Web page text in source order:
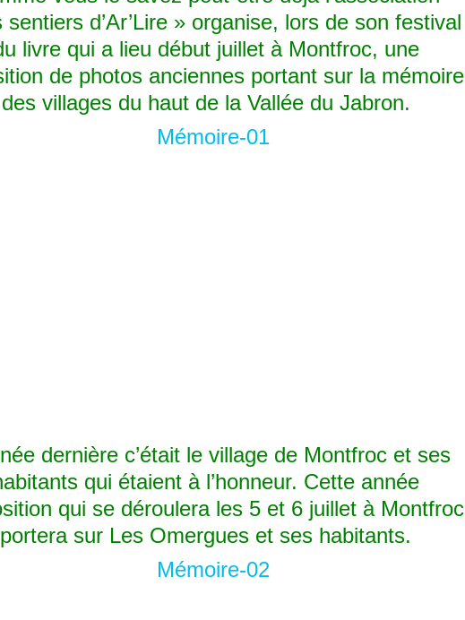
sentiers d’Ar’Lire » organise, lors de son festival
livre qui a lieu début juillet à Montfroc, une
de photos anciennes portant sur la mémoire
des villages du haut de la Vallée du Jabron.
dernière c’était le village de Montfroc et ses
qui étaient à l’honneur. Cette année
qui se déroulera les 5 et 6 juillet à Montfroc
portera sur Les Omergues et ses habitants.